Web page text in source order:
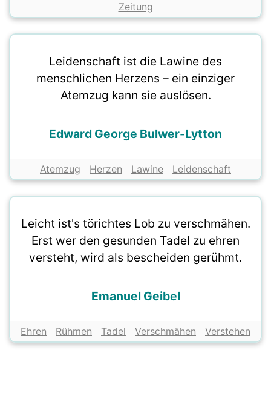
Zeitung
Leidenschaft ist die Lawine des
menschlichen Herzens – ein einziger
Atemzug kann sie auslösen.
Edward George Bulwer-Lytton
Atemzug Herzen Lawine Leidenschaft
Leicht ist's törichtes Lob zu verschmähen.
Erst wer den gesunden Tadel zu ehren
versteht, wird als bescheiden gerühmt.
Emanuel Geibel
Ehren Rühmen Tadel Verschmähen Verstehen